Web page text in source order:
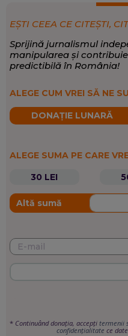
EȘTI CEEA CE CITEȘTI,
Sprijină jurnalismul
manipularea și
predictibilă în România!
ALEGE CUM VREI SĂ NE
DONAȚIE LUNARĂ
ALEGE SUMA PE CARE
30 LEI
Altă sumă
* Continuând donația, accepți termenii
confidențialitate ce